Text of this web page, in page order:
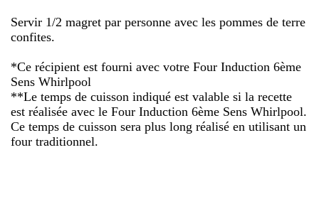
Servir 1/2 magret par personne avec les pommes de terre
confites.
*Ce récipient est fourni avec votre Four Induction 6ème
Sens Whirlpool
**Le temps de cuisson indiqué est valable si la recette
est réalisée avec le Four Induction 6ème Sens Whirlpool.
Ce temps de cuisson sera plus long réalisé en utilisant un
four traditionnel.